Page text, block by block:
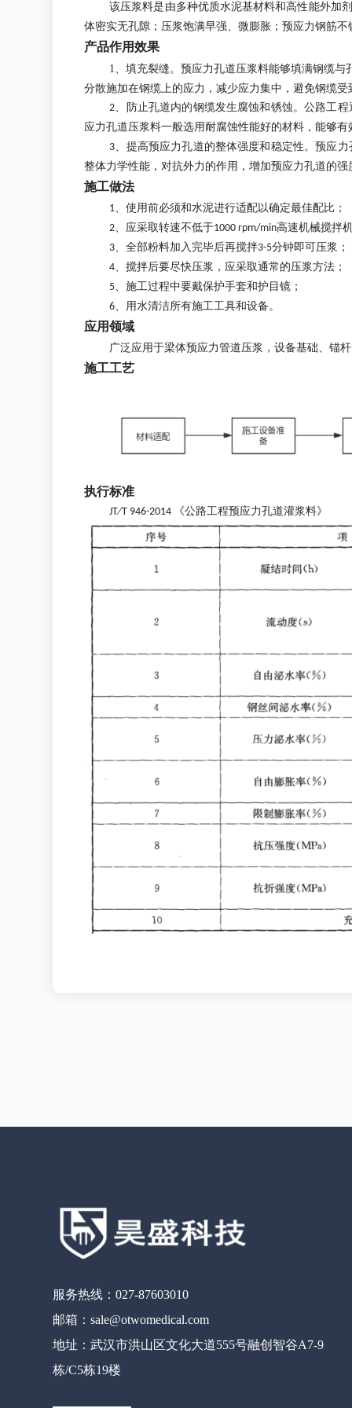
该压浆料是由多种优质水泥基材料和高性能外加
体密实无孔隙；压浆饱满早强、微膨胀；预应力钢筋
产品作用效果
1、填充裂缝。预应力孔道压浆料能够填满钢缆
分散施加在钢缆上的应力，减少应力集中，避免钢缆
2、防止孔道内的钢缆发生腐蚀和锈蚀。公路工
应力孔道压浆料一般选用耐腐蚀性能好的材料，能够
3、提高预应力孔道的整体强度和稳定性。预应
整体力学性能，对抗外力的作用，增加预应力孔道的强
施工做法
1、使用前必须和水泥进行适配以确定最佳配比；
2、应采取转速不低于1000 rpm/min高速机械搅
3、全部粉料加入完毕后再搅拌3-5分钟即可压浆；
4、搅拌后要尽快压浆，应采取通常的压浆方法；
5、施工过程中要戴保护手套和护目镜；
6、用水清洁所有施工工具和设备。
应用领域
广泛应用于梁体预应力管道压浆，设备基础、锚
施工工艺
执行标准
JT∕T 946-2014 《公路工程预应力孔道灌浆料》
服务热线：027-87603010
邮箱：sale@otwomedical.com
地址：武汉市洪山区文化大道555号融创智谷A7-9
栋/C5栋19楼